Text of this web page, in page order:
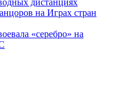
дистанциях
на Играх стран
«серебро» на